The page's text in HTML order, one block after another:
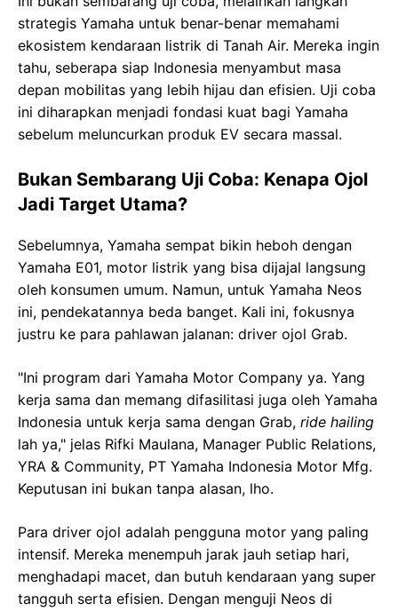
strategis Yamaha untuk benar-benar memahami
ekosistem kendaraan listrik di Tanah Air. Mereka ingin
tahu, seberapa siap Indonesia menyambut masa
depan mobilitas yang lebih hijau dan efisien. Uji coba
ini diharapkan menjadi fondasi kuat bagi Yamaha
sebelum meluncurkan produk EV secara massal.
Bukan Sembarang Uji Coba: Kenapa Ojol
Jadi Target Utama?
Sebelumnya, Yamaha sempat bikin heboh dengan
Yamaha E01, motor listrik yang bisa dijajal langsung
oleh konsumen umum. Namun, untuk Yamaha Neos
ini, pendekatannya beda banget. Kali ini, fokusnya
justru ke para pahlawan jalanan: driver ojol Grab.
"Ini program dari Yamaha Motor Company ya. Yang
kerja sama dan memang difasilitasi juga oleh Yamaha
Indonesia untuk kerja sama dengan Grab, ride hailing
lah ya," jelas Rifki Maulana, Manager Public Relations,
YRA & Community, PT Yamaha Indonesia Motor Mfg.
Keputusan ini bukan tanpa alasan, lho.
Para driver ojol adalah pengguna motor yang paling
intensif. Mereka menempuh jarak jauh setiap hari,
menghadapi macet, dan butuh kendaraan yang super
tangguh serta efisien. Dengan menguji Neos di